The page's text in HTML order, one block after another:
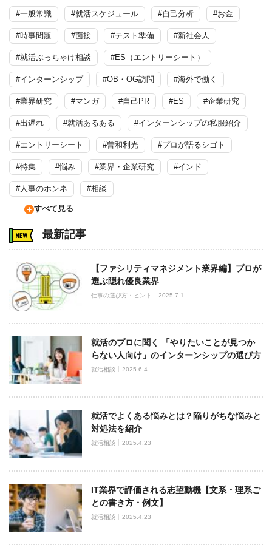
#一般常識 #就活スケジュール #自己分析 #お金
#時事問題 #面接 #テスト準備 #新社会人
#就活ぶっちゃけ相談 #ES（エントリーシート）
#インターンシップ #OB・OG訪問 #海外で働く
#業界研究 #マンガ #自己PR #ES #企業研究
#出遅れ #就活あるある #インターンシップの私服紹介
#エントリーシート #曽和利光 #プロが語るシゴト
#特集 #悩み #業界・企業研究 #インド
#人事のホンネ #相談
すべて見る
最新記事
【ファシリティマネジメント業界編】プロが
選ぶ隠れ優良業界
仕事の選び方・ヒント 2025.7.1
就活のプロに聞く 「やりたいことが見つか
らない人向け」のインターンシップの選び方
就活相談 2025.6.4
就活でよくある悩みとは？陥りがちな悩みと
対処法を紹介
就活相談 2025.4.23
IT業界で評価される志望動機【文系・理系ご
との書き方・例文】
就活相談 2025.4.23